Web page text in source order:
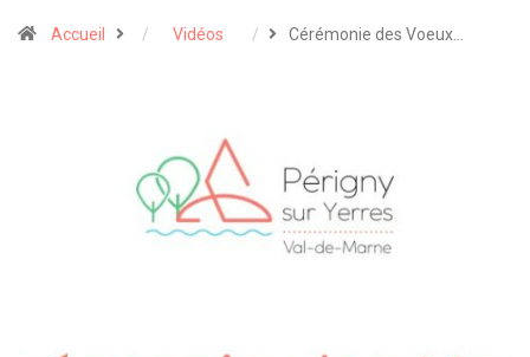
Accueil Vidéos Cérémonie des Voeux…